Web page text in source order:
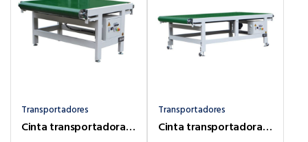
Transportadores
Cinta transportadora con banda estándar
Transportadores
Cinta transportadora con corredera